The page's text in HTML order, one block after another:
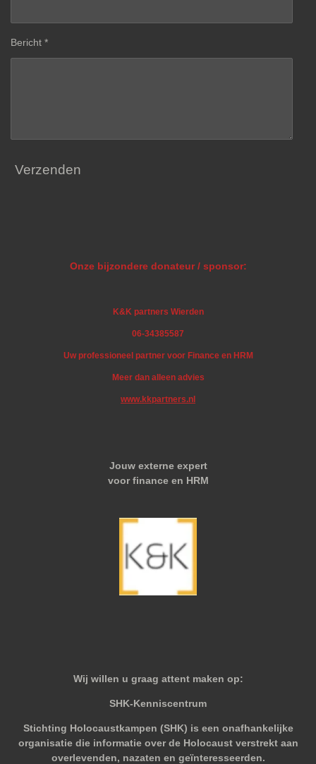
Bericht *
Verzenden
Onze bijzondere donateur / sponsor:
K&K partners Wierden
06-34385587
Uw professioneel partner voor Finance en HRM
Meer dan alleen advies
www.kkpartners.nl
Jouw externe expert
voor finance en HRM
Wij willen u graag attent maken op:
SHK-Kenniscentrum
Stichting Holocaustkampen (SHK) is een onafhankelijke
organisatie die informatie over de Holocaust verstrekt aan
overlevenden, nazaten en geïnteresseerden.